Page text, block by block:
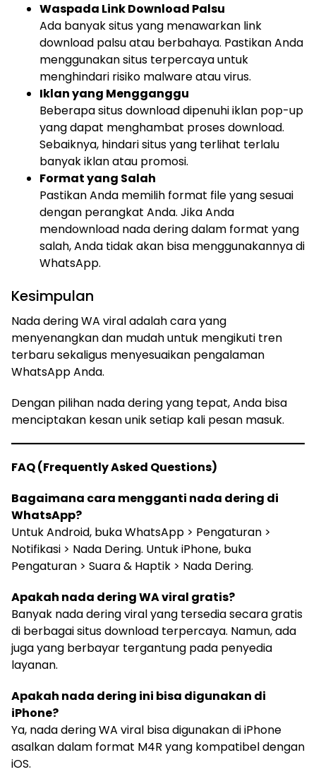
Waspada Link Download Palsu
Ada banyak situs yang menawarkan link
download palsu atau berbahaya. Pastikan Anda
menggunakan situs terpercaya untuk
menghindari risiko malware atau virus.
Iklan yang Mengganggu
Beberapa situs download dipenuhi iklan pop-up
yang dapat menghambat proses download.
Sebaiknya, hindari situs yang terlihat terlalu
banyak iklan atau promosi.
Format yang Salah
Pastikan Anda memilih format file yang sesuai
dengan perangkat Anda. Jika Anda
mendownload nada dering dalam format yang
salah, Anda tidak akan bisa menggunakannya di
WhatsApp.
Kesimpulan
Nada dering WA viral adalah cara yang
menyenangkan dan mudah untuk mengikuti tren
terbaru sekaligus menyesuaikan pengalaman
WhatsApp Anda.
Dengan pilihan nada dering yang tepat, Anda bisa
menciptakan kesan unik setiap kali pesan masuk.
FAQ (Frequently Asked Questions)
Bagaimana cara mengganti nada dering di
WhatsApp?
Untuk Android, buka WhatsApp > Pengaturan >
Notifikasi > Nada Dering. Untuk iPhone, buka
Pengaturan > Suara & Haptik > Nada Dering.
Apakah nada dering WA viral gratis?
Banyak nada dering viral yang tersedia secara gratis
di berbagai situs download terpercaya. Namun, ada
juga yang berbayar tergantung pada penyedia
layanan.
Apakah nada dering ini bisa digunakan di
iPhone?
Ya, nada dering WA viral bisa digunakan di iPhone
asalkan dalam format M4R yang kompatibel dengan
iOS.